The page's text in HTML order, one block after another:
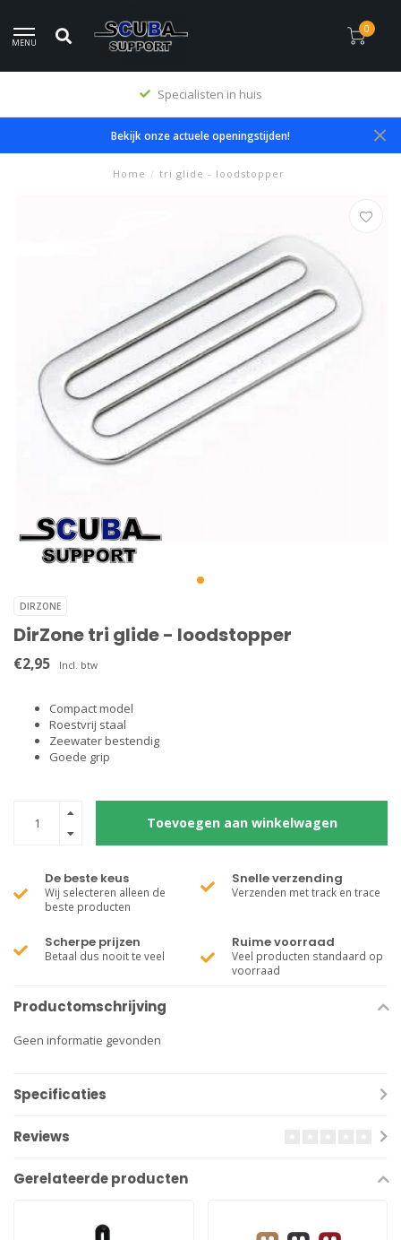
MENU
0
Specialisten in huis
Bekijk onze actuele openingstijden!
Home / tri glide - loodstopper
DIRZONE
DirZone tri glide - loodstopper
€2,95 Incl. btw
Compact model
Roestvrij staal
Zeewater bestendig
Goede grip
Toevoegen aan winkelwagen
De beste keus
Wij selecteren alleen de
beste producten
Snelle verzending
Verzenden met track en trace
Scherpe prijzen
Betaal dus nooit te veel
Ruime voorraad
Veel producten standaard op
voorraad
Productomschrijving
Geen informatie gevonden
Specificaties
Reviews
Gerelateerde producten